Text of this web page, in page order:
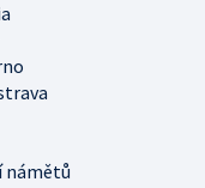
námětů